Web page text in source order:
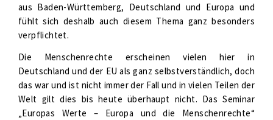
aus Baden-Württemberg, Deutschland und Europa und
fühlt sich deshalb auch diesem Thema ganz besonders
verpflichtet.
Die Menschenrechte erscheinen vielen hier in
Deutschland und der EU als ganz selbstverständlich, doch
das war und ist nicht immer der Fall und in vielen Teilen der
Welt gilt dies bis heute überhaupt nicht. Das Seminar
„Europas Werte – Europa und die Menschenrechte“